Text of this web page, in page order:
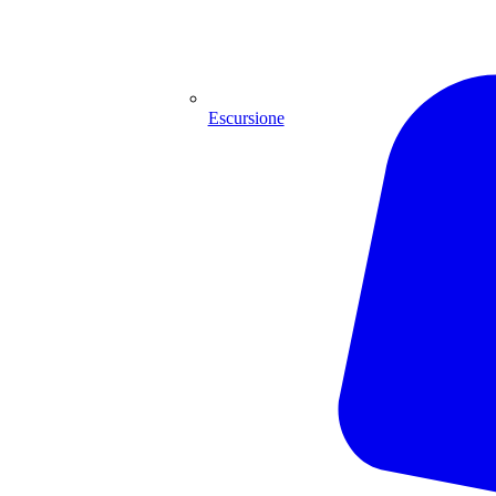
Escursione